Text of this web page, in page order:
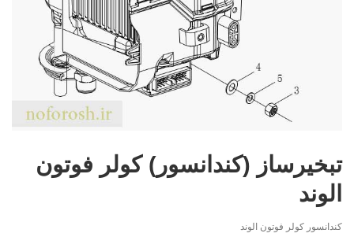
تبخیرساز (کندانسور) کولر فوتون
الوند
کندانسور کولر فوتون الوند